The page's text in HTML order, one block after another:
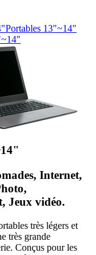
Portables 13"~14"
Internet,
Jeux vidéo.
très légers et
très grande
Conçus pour les